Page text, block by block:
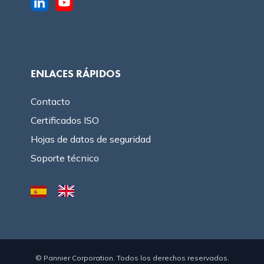
ENLACES RÁPIDOS
Contacto
Certificados ISO
Hojas de datos de seguridad
Soporte técnico
© Pannier Corporation. Todos los derechos reservados.